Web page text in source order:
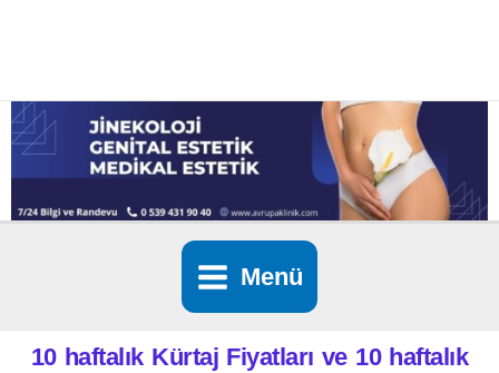
Menü
10 haftalık Kürtaj Fiyatları ve 10 haftalık